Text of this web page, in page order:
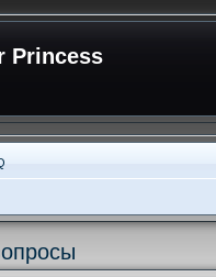
Princess